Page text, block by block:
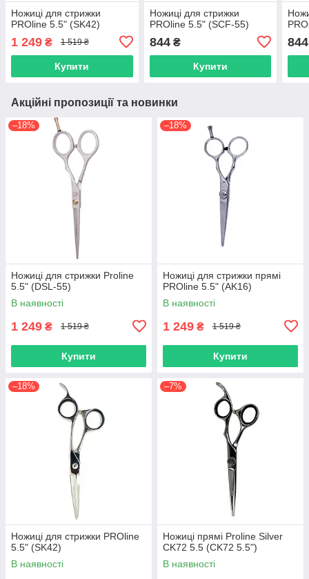
Ножиці для стрижки
PROline 5.5" (SK42)
1 249 ₴ 1 519 ₴
Купити
Ножиці для стрижки
PROline 5.5" (SCF-55)
844₴
Купити
844
Акційні пропозиції та новинки
–18%
Ножиці для стрижки Proline
5.5" (DSL-55)
В наявності
1 249 ₴ 1 519 ₴
Купити
–18%
Ножиці для стрижки прямі
PROline 5.5" (AK16)
В наявності
1 249 ₴ 1 519 ₴
Купити
–18%
Ножиці для стрижки PROline
5.5" (SK42)
В наявності
–7%
Ножиці прямі Proline Silver
CK72 5.5 (CK72 5.5")
В наявності